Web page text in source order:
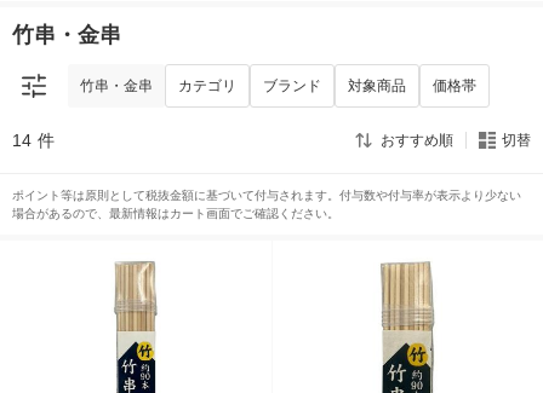
竹串・金串
竹串・金串 カテゴリ ブランド 対象商品 価格帯
14 件 おすすめ順 切替
ポイント等は原則として税抜金額に基づいて付与されます。付与数や付与率が表示より少ない
場合があるので、最新情報はカート画面でご確認ください。